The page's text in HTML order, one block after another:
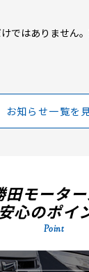
ではありません
お知らせ一覧を
田モータ
安心のポイ
Point